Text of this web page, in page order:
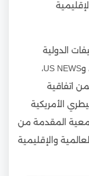
الدولية
لجامعات العالم، ومن بينهم الQS، والتايمز، وUS NEWS،
اتفاقية
الأمريكية
المقدمة من
والإقليمية